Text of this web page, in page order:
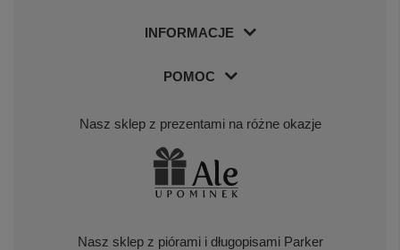
INFORMACJE
POMOC
Nasz sklep z prezentami na różne okazje
Nasz sklep z piórami i długopisami Parker